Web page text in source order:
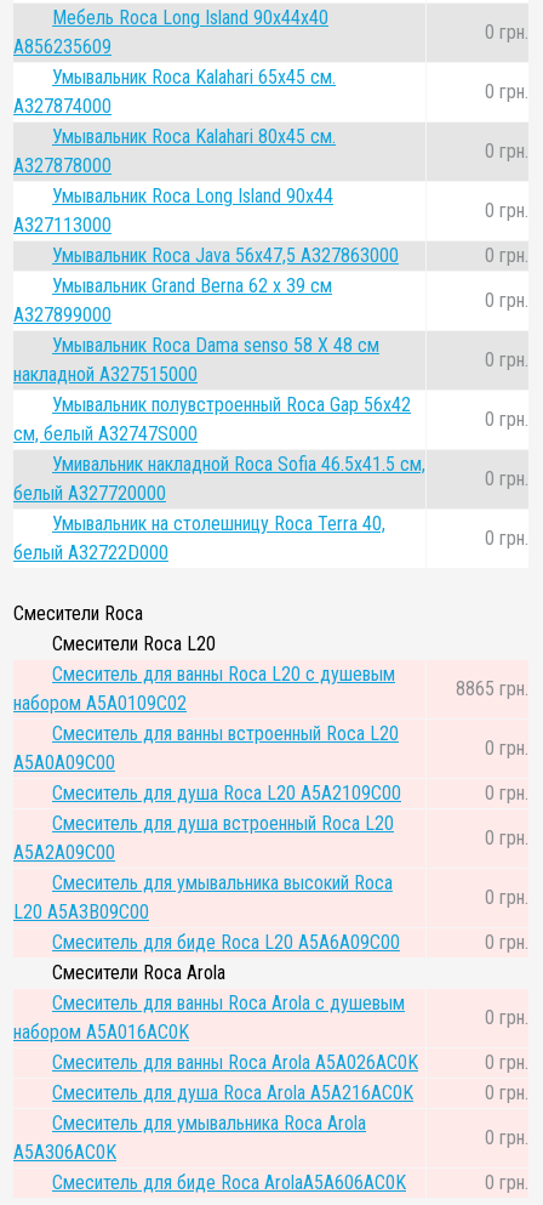
Мебель Roca Long Island 90x44х40
A856235609
0 грн.
Умывальник Roca Kalahari 65x45 cм.
A327874000
0 грн.
Умывальник Roca Kalahari 80x45 cм.
A327878000
0 грн.
Умывальник Roca Long Island 90x44
A327113000
0 грн.
Умывальник Roca Java 56x47,5 A327863000
0 грн.
Умывальник Grand Berna 62 x 39 см
A327899000
0 грн.
Умывальник Roca Dama senso 58 Х 48 см
накладной A327515000
0 грн.
Умывальник полувстроенный Roca Gap 56х42
см, белый A32747S000
0 грн.
Умивальник накладной Roca Sofia 46.5х41.5 см,
белый A327720000
0 грн.
Умывальник на столешницу Roca Terra 40,
белый A32722D000
0 грн.
Смесители Roca
Смесители Roca L20
Смеситель для ванны Roca L20 с душевым
набором A5A0109C02
8865 грн.
Смеситель для ванны встроенный Roca L20
A5A0A09C00
0 грн.
Смеситель для душа Roca L20 A5A2109C00
0 грн.
Смеситель для душа встроенный Roca L20
A5A2A09C00
0 грн.
Смеситель для умывальника высокий Roca
L20 A5A3B09C00
0 грн.
Смеситель для биде Roca L20 A5A6A09C00
0 грн.
Смесители Roca Arola
Смеситель для ванны Roca Arola с душевым
набором A5A016AC0K
0 грн.
Смеситель для ванны Roca Arola A5A026AC0K
0 грн.
Смеситель для душа Roca Arola A5A216AC0K
0 грн.
Смеситель для умывальника Roca Arola
A5A306AC0K
0 грн.
Смеситель для биде Roca ArolaA5A606AC0K
0 грн.